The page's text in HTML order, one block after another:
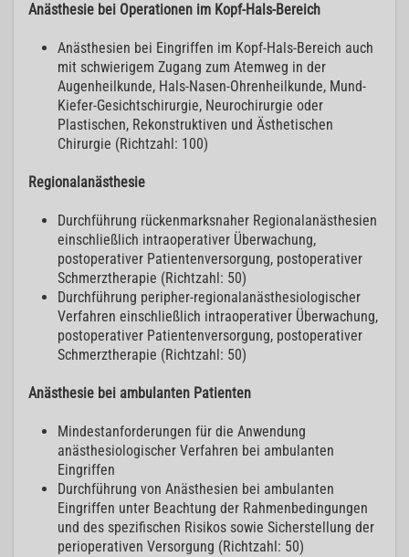
Anästhesie bei Operationen im Kopf-Hals-Bereich
Anästhesien bei Eingriffen im Kopf-Hals-Bereich auch
mit schwierigem Zugang zum Atemweg in der
Augenheilkunde, Hals-Nasen-Ohrenheilkunde, Mund-
Kiefer-Gesichtschirurgie, Neurochirurgie oder
Plastischen, Rekonstruktiven und Ästhetischen
Chirurgie (Richtzahl: 100)
Regionalanästhesie
Durchführung rückenmarksnaher Regionalanästhesien
einschließlich intraoperativer Überwachung,
postoperativer Patientenversorgung, postoperativer
Schmerztherapie (Richtzahl: 50)
Durchführung peripher-regionalanästhesiologischer
Verfahren einschließlich intraoperativer Überwachung,
postoperativer Patientenversorgung, postoperativer
Schmerztherapie (Richtzahl: 50)
Anästhesie bei ambulanten Patienten
Mindestanforderungen für die Anwendung
anästhesiologischer Verfahren bei ambulanten
Eingriffen
Durchführung von Anästhesien bei ambulanten
Eingriffen unter Beachtung der Rahmenbedingungen
und des spezifischen Risikos sowie Sicherstellung der
perioperativen Versorgung (Richtzahl: 50)